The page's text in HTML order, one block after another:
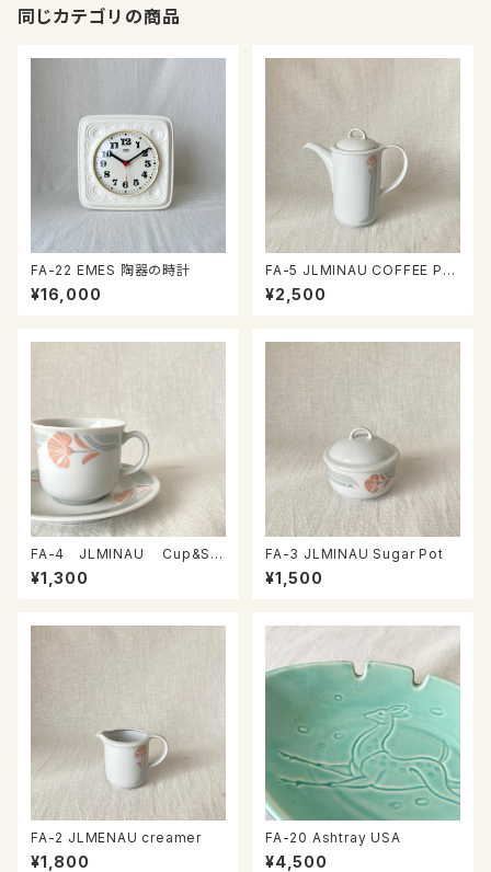
同じカテゴリの商品
FA-22 EMES 陶器の時計
¥16,000
FA-5 JLMINAU COFFEE PO
T
¥2,500
FA-4 JLMINAU Cup&Sa
ucer
¥1,300
FA-3 JLMINAU Sugar Pot
¥1,500
FA-2 JLMENAU creamer
¥1,800
FA-20 Ashtray USA
¥4,500